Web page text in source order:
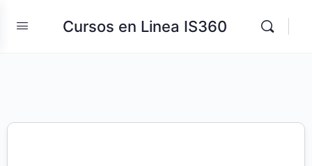
Cursos en Linea IS360